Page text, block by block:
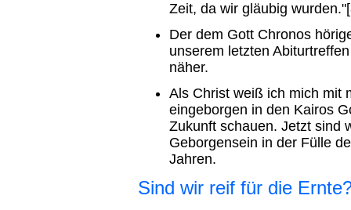
Zeit, da wir gläubig
Der dem Gott Chronos
unserem letzten
näher.
Als Christ weiß ich mich mit
eingeborgen in den Kairos
Zukunft schauen. Jetzt sind
Geborgensein in der Fülle
Jahren.
Sind wir reif für die